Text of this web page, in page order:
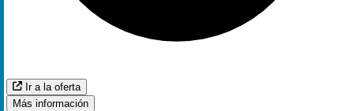
Ir a la oferta
Más información